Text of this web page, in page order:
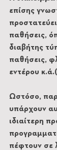
επίσης
παθήσεις,
διαβήτης
παθήσεις,
εντέρου
Ωστόσο,
υπάρχουν
ιδιαίτερη
πέφτουν σε